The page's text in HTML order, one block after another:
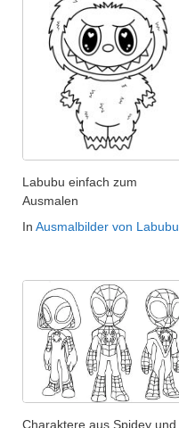
Labubu einfach zum
Ausmalen
In Ausmalbilder von Labubu
Charaktere aus Spidey und